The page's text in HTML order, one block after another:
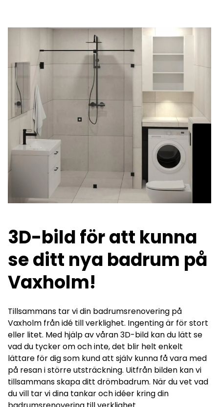
3D-bild för att kunna
se ditt nya badrum på
Vaxholm!
Tillsammans tar vi din badrumsrenovering på
Vaxholm från idé till verklighet. Ingenting är för stort
eller litet. Med hjälp av våran 3D-bild kan du lätt se
vad du tycker om och inte, det blir helt enkelt
lättare för dig som kund att själv kunna få vara med
på resan i större utsträckning. Uitfrån bilden kan vi
tillsammans skapa ditt drömbadrum. När du vet vad
du vill tar vi dina tankar och idéer kring din